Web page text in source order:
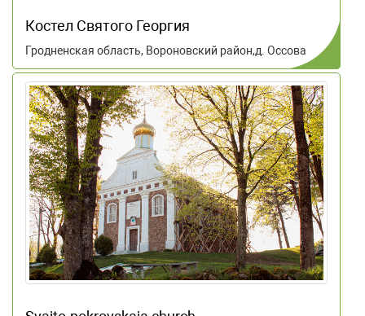
Костел Святого Георгия
Гродненская область, Вороновский район,д. Оссова